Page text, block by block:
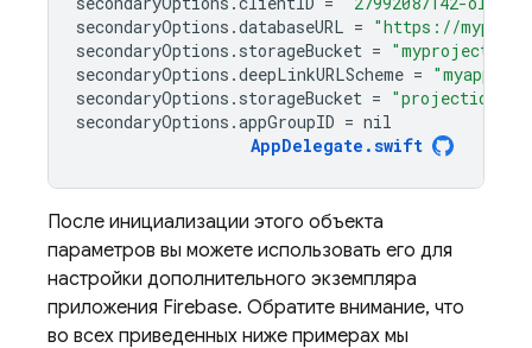
secondaryOptions .databaseURL = "https://
secondaryOptions . storageBucket =
secondaryOptions .deepLinkURLScheme = "myapp://"
secondaryOptions . storageBucket = "projectid-
secondaryOptions .appGroupID = nil
AppDelegate .swift
После инициализации этого объекта
параметров вы можете использовать его для
настройки дополнительного экземпляра
приложения Firebase. Обратите внимание, что
во всех приведенных ниже примерах мы